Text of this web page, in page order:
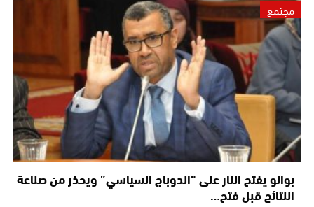
مجتمع
بوانو يفتح النار على “الدوباج السياسي” ويحذر من صناعة
النتائج قبل فتح…